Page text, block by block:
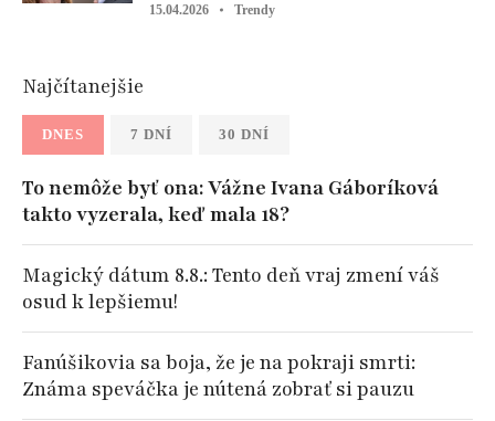
15.04.2026 Trendy
Najčítanejšie
DNES 7 DNÍ 30 DNÍ
To nemôže byť ona: Vážne Ivana Gáboríková
takto vyzerala, keď mala 18?
Magický dátum 8.8.: Tento deň vraj zmení váš
osud k lepšiemu!
Fanúšikovia sa boja, že je na pokraji smrti:
Známa speváčka je nútená zobrať si pauzu